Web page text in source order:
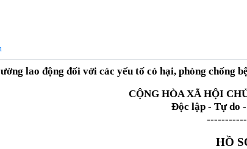
lao động đối với các yếu tố có hại, phòng chống
CỘNG HÒA XÃ HỘI
Độc lập - Tự do
HỒ